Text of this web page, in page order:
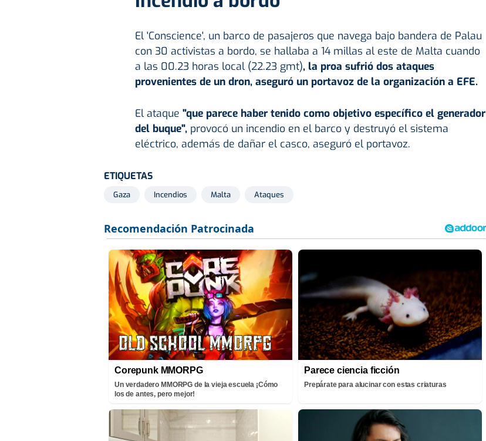
El 'Conscience', un barco de pasajeros que navega bajo bandera de Palau
con 30 activistas a bordo, se hallaba a 14 millas al este de Malta cuando
a las 00.23 horas local (22.23 gmt), la proa sufrió dos ataques
provenientes de un dron, aseguró un portavoz de la organización a EFE.
El ataque "que parece haber tenido como objetivo específico el generador
del buque",provocó un incendio en el barco y destruyó el sistema
eléctrico, además de dañar el casco, aseguró el portavoz.
ETIQUETAS
Gaza Incendios Malta Ataques
Corepunk MMORPG
Un verdadero MMORPG de la vieja escuela ¡Cómo
los de antes, pero mejor!
Parece ciencia ficción
Prepárate para alucinar con estas criaturas